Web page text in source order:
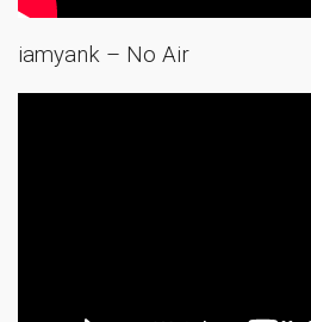
iamyank – No Air